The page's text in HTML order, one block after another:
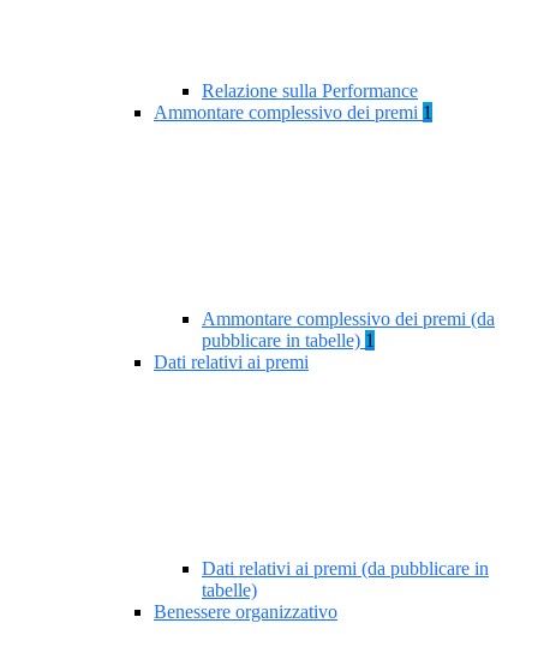
Relazione sulla Performance
Ammontare complessivo dei premi 1
Ammontare complessivo dei premi (da
pubblicare in tabelle) 1
Dati relativi ai premi
Dati relativi ai premi (da pubblicare in
tabelle)
Benessere organizzativo